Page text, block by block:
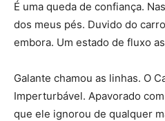
É uma queda de confiança.
dos meus pés. Duvido do
embora. Um estado de fluxo
Galante chamou as linhas. O
Imperturbável. Apavorado
que ele ignorou de qualquer